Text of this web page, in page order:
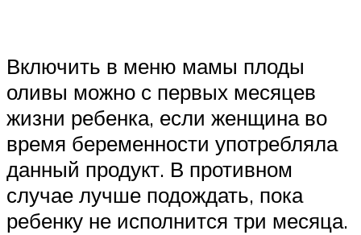
Включить в меню мамы плоды
оливы можно с первых месяцев
жизни ребенка, если женщина во
время беременности употребляла
данный продукт. В противном
случае лучше подождать, пока
ребенку не исполнится три месяца.